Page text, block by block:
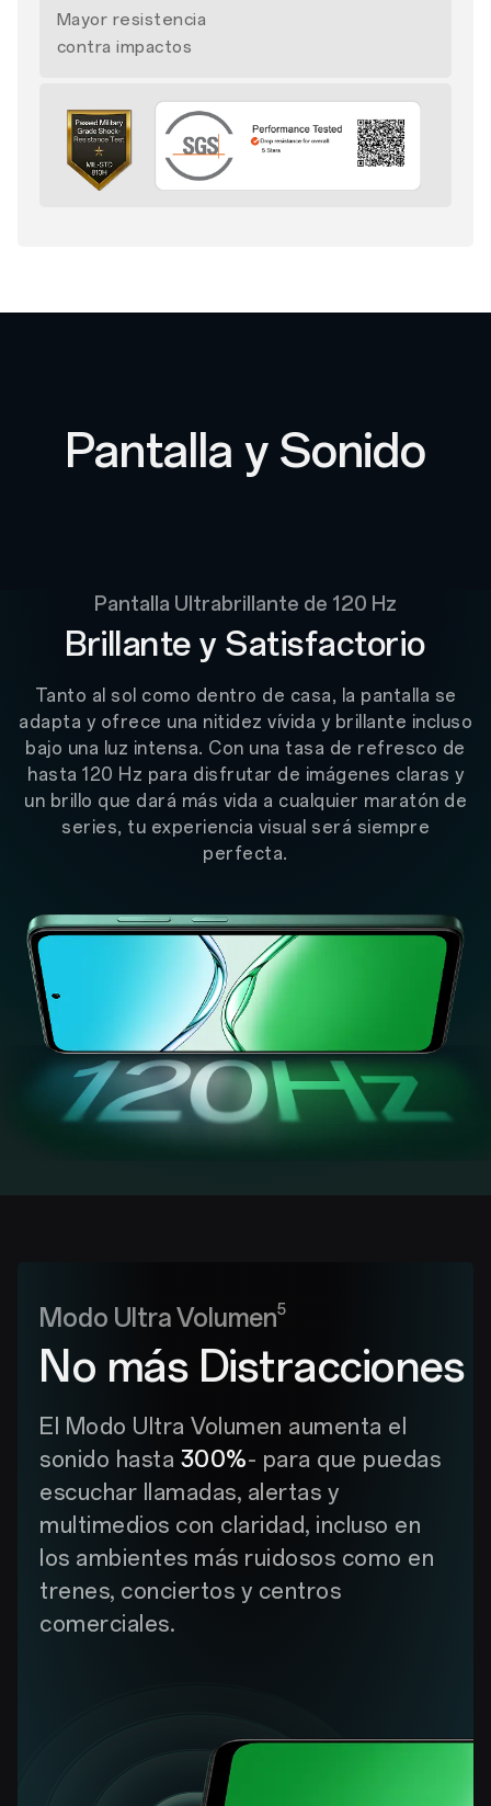
Mayor resistencia
contra impactos
Pantalla y Sonido
Pantalla Ultrabrillante de 120 Hz
Brillante y Satisfactorio
Tanto al sol como dentro de casa, la pantalla se
adapta y ofrece una nitidez vívida y brillante incluso
bajo una luz intensa. Con una tasa de refresco de
hasta 120 Hz para disfrutar de imágenes claras y
un brillo que dará más vida a cualquier maratón de
series, tu experiencia visual será siempre
perfecta.
Modo Ultra Volumen5
No más Distracciones
El Modo Ultra Volumen aumenta el
sonido hasta 300%- para que puedas
escuchar llamadas, alertas y
multimedios con claridad, incluso en
los ambientes más ruidosos como en
trenes, conciertos y centros
comerciales.